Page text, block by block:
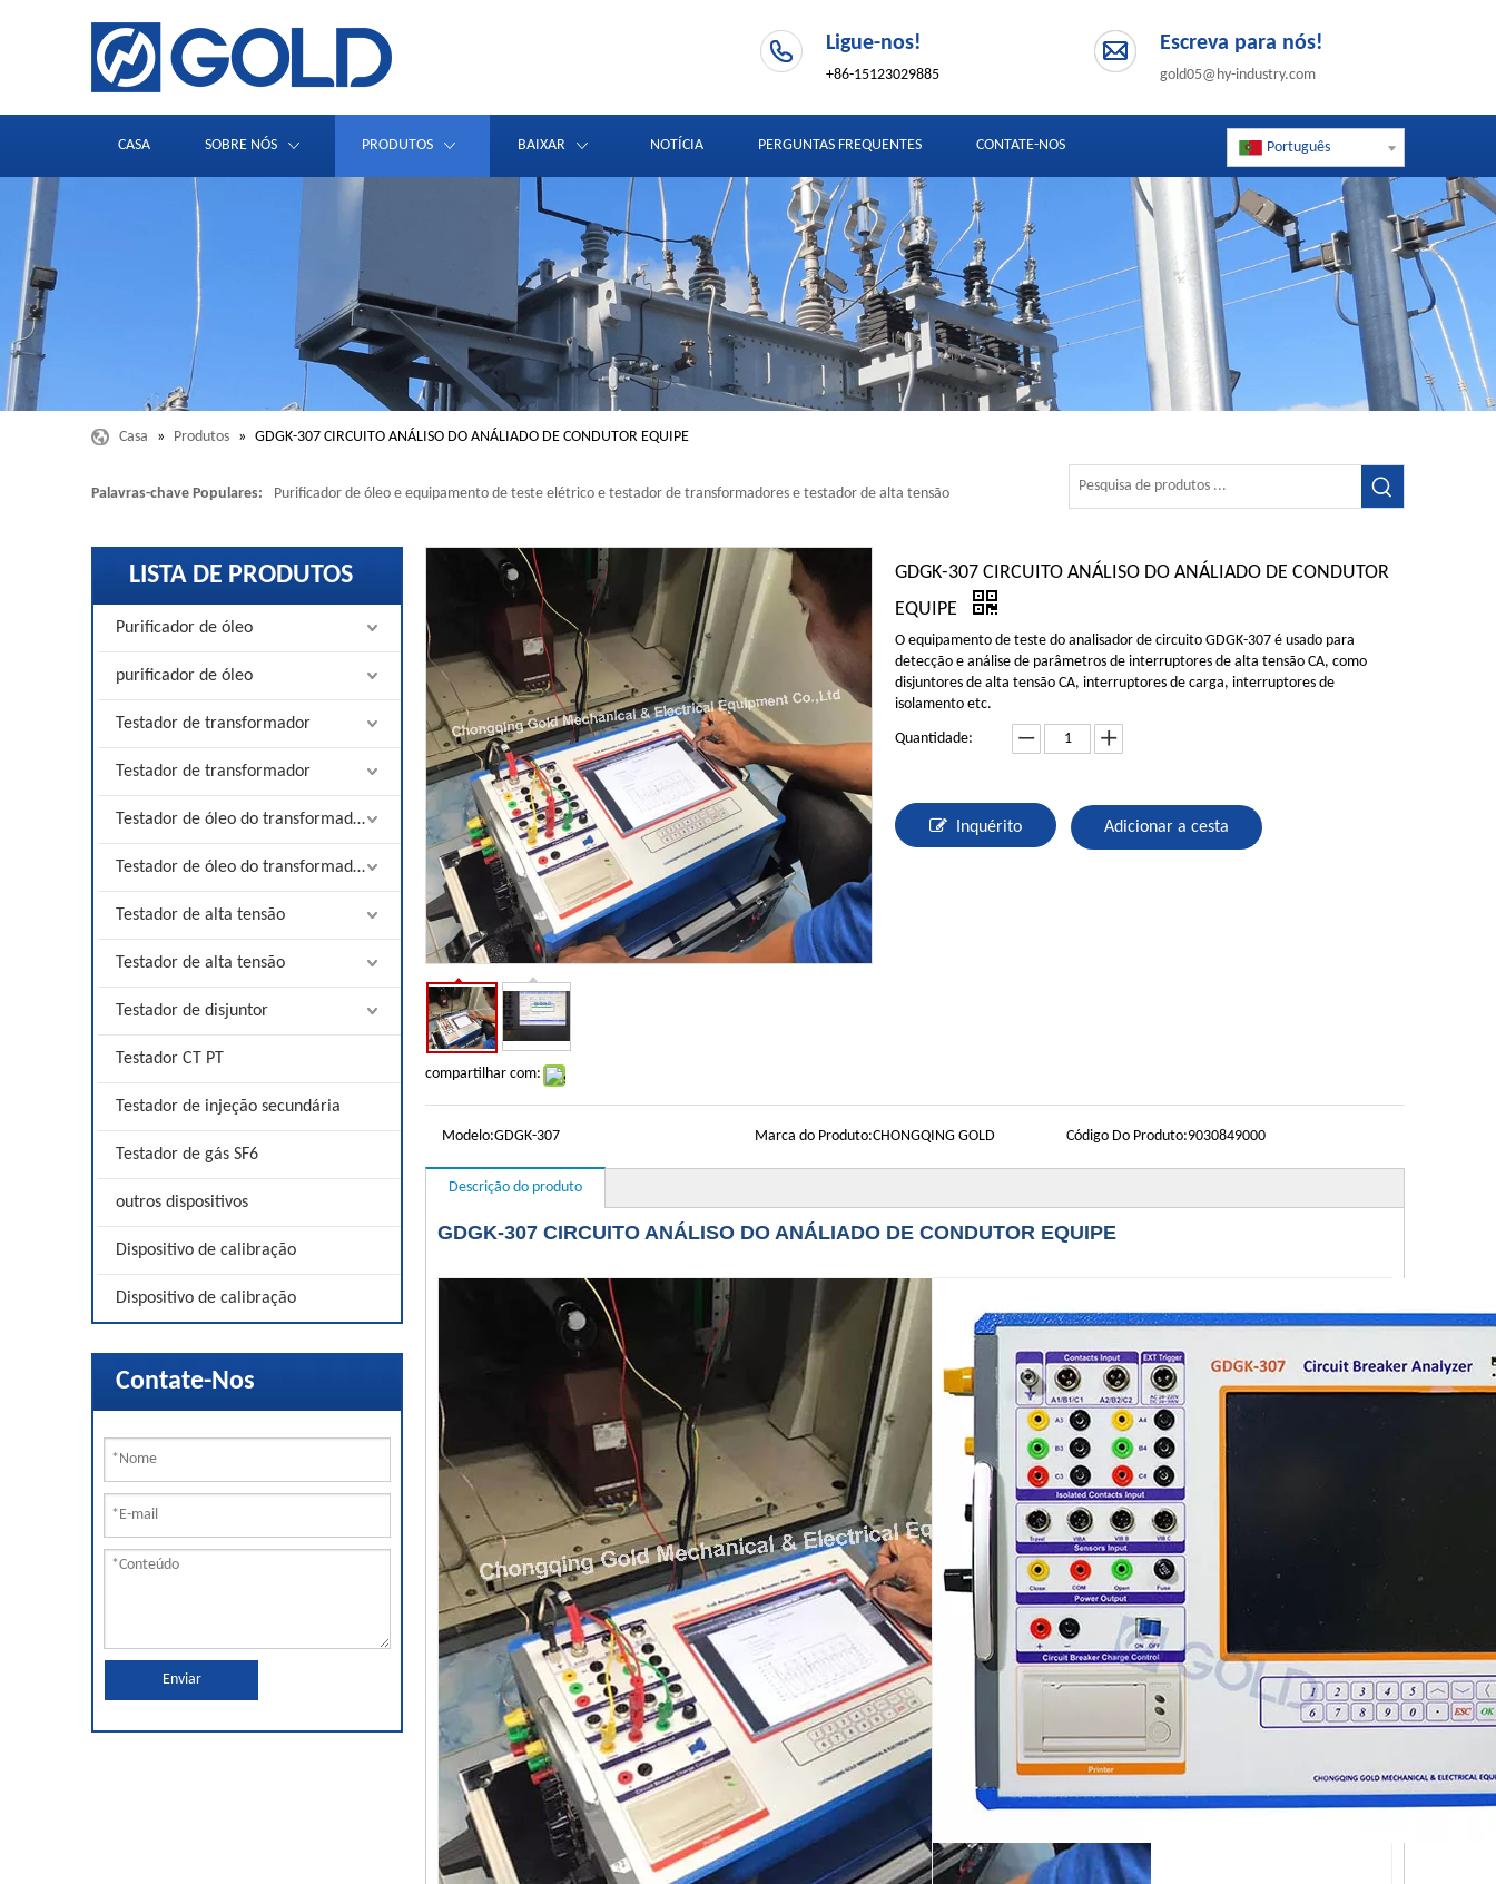
Ligue-nos!
+86-15123029885
Escreva para nós!
gold05@hy-industry.com
CASA SOBRE NÓS PRODUTOS BAIXAR NOTÍCIA PERGUNTAS FREQUENTES CONTATE-NOS Português
Casa » Produtos » GDGK-307 CIRCUITO ANÁLISO DO ANÁLIADO DE CONDUTOR EQUIPE
Palavras-chave Populares: Purificador de óleo e equipamento de teste elétrico e testador de transformadores e testador de alta tensão
LISTA DE PRODUTOS
Purificador de óleo
purificador de óleo
Testador de transformador
Testador de transformador
Testador de óleo do transformador
Testador de óleo do transformador
Testador de alta tensão
Testador de alta tensão
Testador de disjuntor
Testador CT PT
Testador de injeção secundária
Testador de gás SF6
outros dispositivos
Dispositivo de calibração
Dispositivo de calibração
Contate-Nos
Enviar
compartilhar com:
GDGK-307 CIRCUITO ANÁLISO DO ANÁLIADO DE CONDUTOR
EQUIPE
O equipamento de teste do analisador de circuito GDGK-307 é usado para
detecção e análise de parâmetros de interruptores de alta tensão CA, como
disjuntores de alta tensão CA, interruptores de carga, interruptores de
isolamento etc.
Quantidade:
Inquérito Adicionar a cesta
Modelo:GDGK-307 Marca do Produto:CHONGQING GOLD Código Do Produto:9030849000
Descrição do produto
GDGK-307 CIRCUITO ANÁLISO DO ANÁLIADO DE CONDUTOR EQUIPE